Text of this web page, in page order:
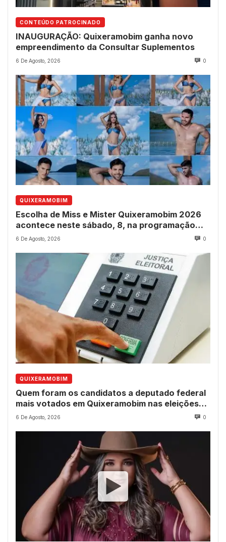
CONTEÚDO PATROCINADO
INAUGURAÇÃO: Quixeramobim ganha novo
empreendimento da Consultar Suplementos
6 De Agosto, 2026 0
QUIXERAMOBIM
Escolha de Miss e Mister Quixeramobim 2026
acontece neste sábado, 8, na programação
dos 237 anos do município
6 De Agosto, 2026 0
QUIXERAMOBIM
Quem foram os candidatos a deputado federal
mais votados em Quixeramobim nas eleições
de 2022?
6 De Agosto, 2026 0